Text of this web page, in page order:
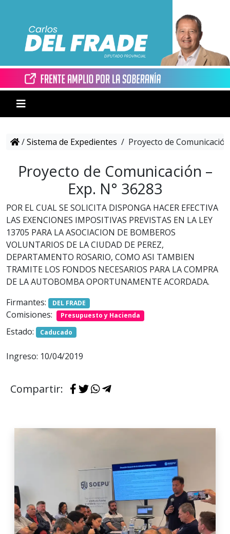
/Sistema de Expedientes / Proyecto de
Proyecto de Comunicación –
Exp. N° 36283
POR EL CUAL SE SOLICITA DISPONGA HACER EFECTIVA
LAS EXENCIONES IMPOSITIVAS PREVISTAS EN LA LEY
13705 PARA LA ASOCIACION DE BOMBEROS
VOLUNTARIOS DE LA CIUDAD DE PEREZ,
DEPARTAMENTO ROSARIO, COMO ASI TAMBIEN
TRAMITE LOS FONDOS NECESARIOS PARA LA COMPRA
DE LA AUTOBOMBA OPORTUNAMENTE ACORDADA.
Firmantes:
DEL FRADE
Comisiones: Presupuesto y Hacienda
Estado: Caducado
Ingreso: 10/04/2019
Compartir: